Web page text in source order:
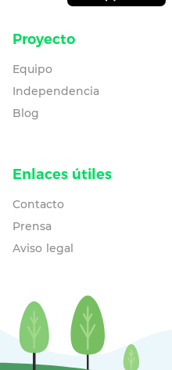
Proyecto
Equipo
Independencia
Blog
Enlaces útiles
Contacto
Prensa
Aviso legal